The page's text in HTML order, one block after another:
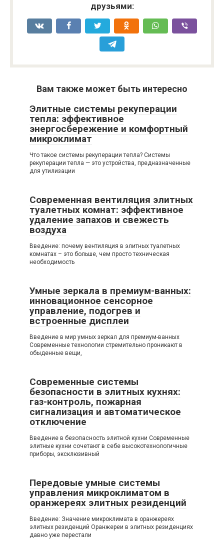
друзьями:
Вам также может быть интересно
Элитные системы рекуперации
тепла: эффективное
энергосбережение и комфортный
микроклимат
Что такое системы рекуперации тепла? Системы
рекуперации тепла — это устройства, предназначенные
для утилизации
Современная вентиляция элитных
туалетных комнат: эффективное
удаление запахов и свежесть
воздуха
Введение: почему вентиляция в элитных туалетных
комнатах – это больше, чем просто техническая
необходимость
Умные зеркала в премиум-ванных:
инновационное сенсорное
управление, подогрев и
встроенные дисплеи
Введение в мир умных зеркал для премиум-ванных
Современные технологии стремительно проникают в
обыденные вещи,
Современные системы
безопасности в элитных кухнях:
газ-контроль, пожарная
сигнализация и автоматическое
отключение
Введение в безопасность элитной кухни Современные
элитные кухни сочетают в себе высокотехнологичные
приборы, эксклюзивный
Передовые умные системы
управления микроклиматом в
оранжереях элитных резиденций
Введение: Значение микроклимата в оранжереях
элитных резиденций Оранжереи в элитных резиденциях
давно уже перестали